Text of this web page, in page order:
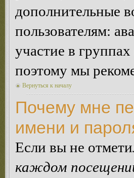
дополнительные
пользователям:
участие в
поэтому мы
Вернуться к началу
Почему мне
имени и
Если вы не
каждом